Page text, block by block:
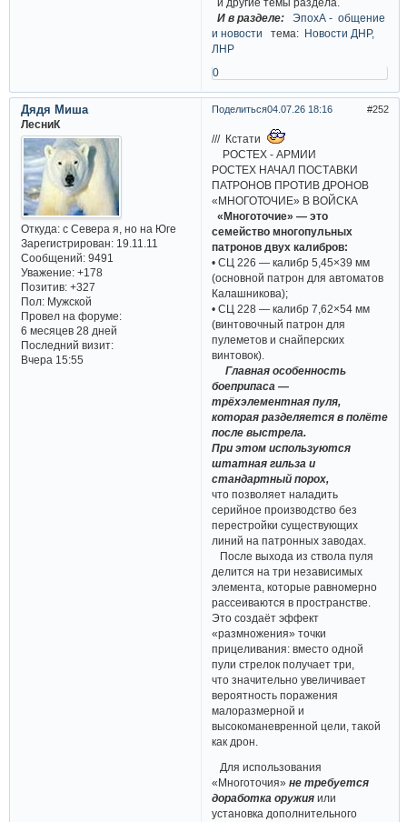
и другие темы раздела.
И в разделе:
ЭпохА - общение
и новости тема:
Новости ДНР,
ЛНР
0
Поделиться 252
04.07.26 18:16
Дядя Миша
ЛесниК
Откуда:с Севера я, но на Юге
Зарегистрирован: 19.11.11
Сообщений:9491
Уважение: +178
Позитив: +327
Пол:Мужской
Провел на форуме:
6 месяцев 28 дней
Последний визит:
Вчера 15:55
/// Кстати
РОСТЕХ - АРМИИ
РОСТЕХ НАЧАЛ ПОСТАВКИ
ПАТРОНОВ ПРОТИВ ДРОНОВ
«МНОГОТОЧИЕ» В ВОЙСКА
«Многоточие» — это
семейство многопульных
патронов двух калибров:
• СЦ 226 — калибр 5,45×39 мм
(основной патрон для автоматов
Калашникова);
• СЦ 228 — калибр 7,62×54 мм
(винтовочный патрон для
пулеметов и снайперских
винтовок).
Главная особенность
боеприпаса —
трёхэлементная пуля,
которая разделяется в полёте
после выстрела.
При этом используются
штатная гильза и
стандартный порох,
что позволяет наладить
серийное производство без
перестройки существующих
линий на патронных заводах.
После выхода из ствола пуля
делится на три независимых
элемента, которые равномерно
рассеиваются в пространстве.
Это создаёт эффект
«размножения» точки
прицеливания: вместо одной
пули стрелок получает три,
что значительно увеличивает
вероятность поражения
малоразмерной и
высокоманевренной цели, такой
как дрон.
Для использования
«Многоточия»не требуется
доработка оружия или
установка дополнительного